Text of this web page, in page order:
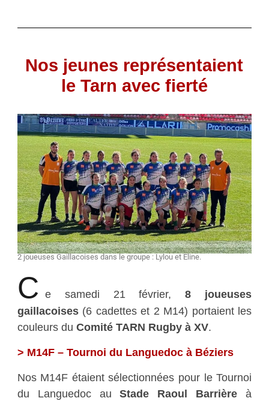
Nos jeunes représentaient
le Tarn avec fierté
2 joueuses Gaillacoises dans le groupe : Lylou et Éline.
C e samedi 21 février,8 joueuses
gaillacoises(6 cadettes et 2 M14) portaient les
couleurs du Comité TARN Rugby à XV.
> M14F – Tournoi du Languedoc à Béziers
Nos M14F étaient sélectionnées pour le Tournoi
du Languedoc auStade Raoul Barrière à